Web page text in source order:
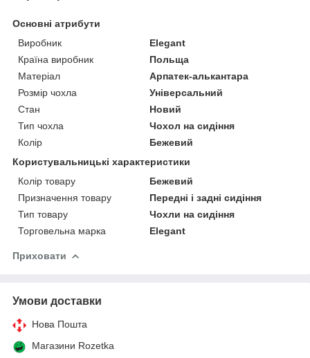
Основні атрибути
Виробник
Elegant
Країна виробник
Польща
Матеріал
Арпатек-алькантара
Розмір чохла
Універсальний
Стан
Новий
Тип чохла
Чохол на сидіння
Колір
Бежевий
Користувальницькі характеристики
Колір товару
Бежевий
Призначення товару
Передні і задні сидіння
Тип товару
Чохли на сидіння
Торговельна марка
Elegant
Приховати
Умови доставки
Нова Пошта
Магазини Rozetka